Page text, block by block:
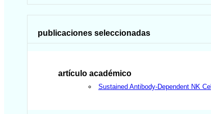
publicaciones seleccionadas
artículo académico
Sustained Antibody-Dependent NK